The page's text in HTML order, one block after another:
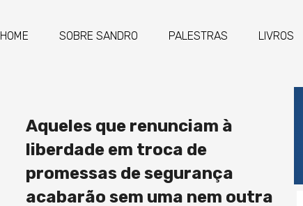
HOME SOBRE SANDRO PALESTRAS LIVROS
Aqueles que renunciam à
liberdade em troca de
promessas de segurança
acabarão sem uma nem outra